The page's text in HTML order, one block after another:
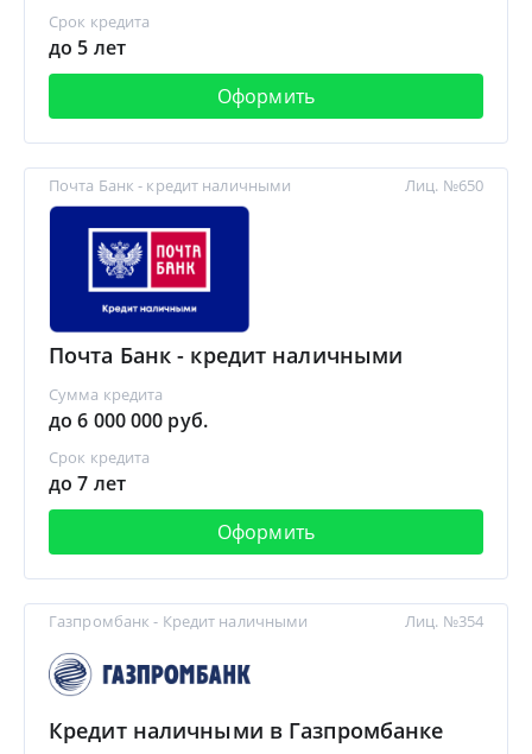
Срок кредита
до 5 лет
Оформить
Почта Банк - кредит наличными
Почта Банк - кредит наличными
Сумма кредита
до 6 000 000 руб.
Срок кредита
до 7 лет
Оформить
Лиц. №650
Газпромбанк - Кредит наличными
Кредит наличными в Газпромбанке
Лиц. №354